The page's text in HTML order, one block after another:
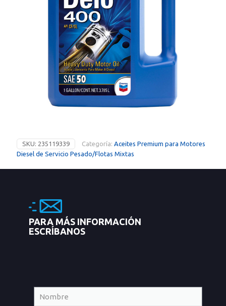
SKU: 235119339 Categoría: Aceites Premium para Motores
Diesel de Servicio Pesado/Flotas Mixtas
PARA MÁS INFORMACIÓN
ESCRÍBANOS